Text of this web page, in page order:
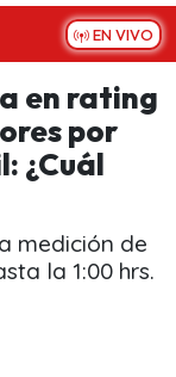
EN VIVO
en rating
por
¿Cuál
medición de
la 1:00 hrs.